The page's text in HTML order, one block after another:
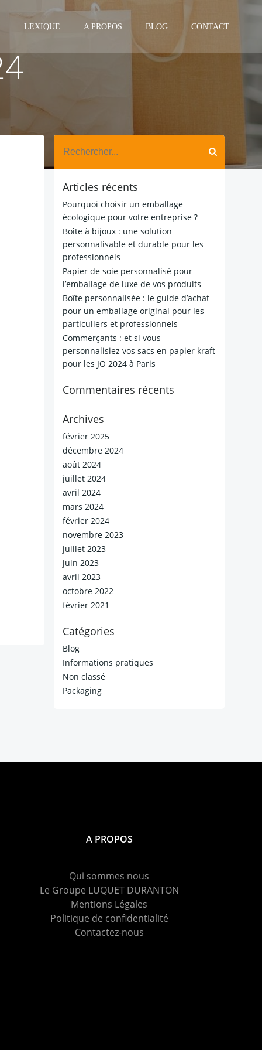
LEXIQUE A PROPOS BLOG CONTACT
Search
for:
Articles récents
Pourquoi choisir un emballage
écologique pour votre entreprise ?
Boîte à bijoux : une solution
personnalisable et durable pour les
professionnels
Papier de soie personnalisé pour
l’emballage de luxe de vos produits
Boîte personnalisée : le guide d’achat
pour un emballage original pour les
particuliers et professionnels
Commerçants : et si vous
personnalisiez vos sacs en papier kraft
pour les JO 2024 à Paris
Commentaires récents
Archives
février 2025
décembre 2024
août 2024
juillet 2024
avril 2024
mars 2024
février 2024
novembre 2023
juillet 2023
juin 2023
avril 2023
octobre 2022
février 2021
Catégories
Blog
Informations pratiques
Non classé
Packaging
A PROPOS
Qui sommes nous
Le Groupe LUQUET DURANTON
Mentions Légales
Politique de confidentialité
Contactez-nous